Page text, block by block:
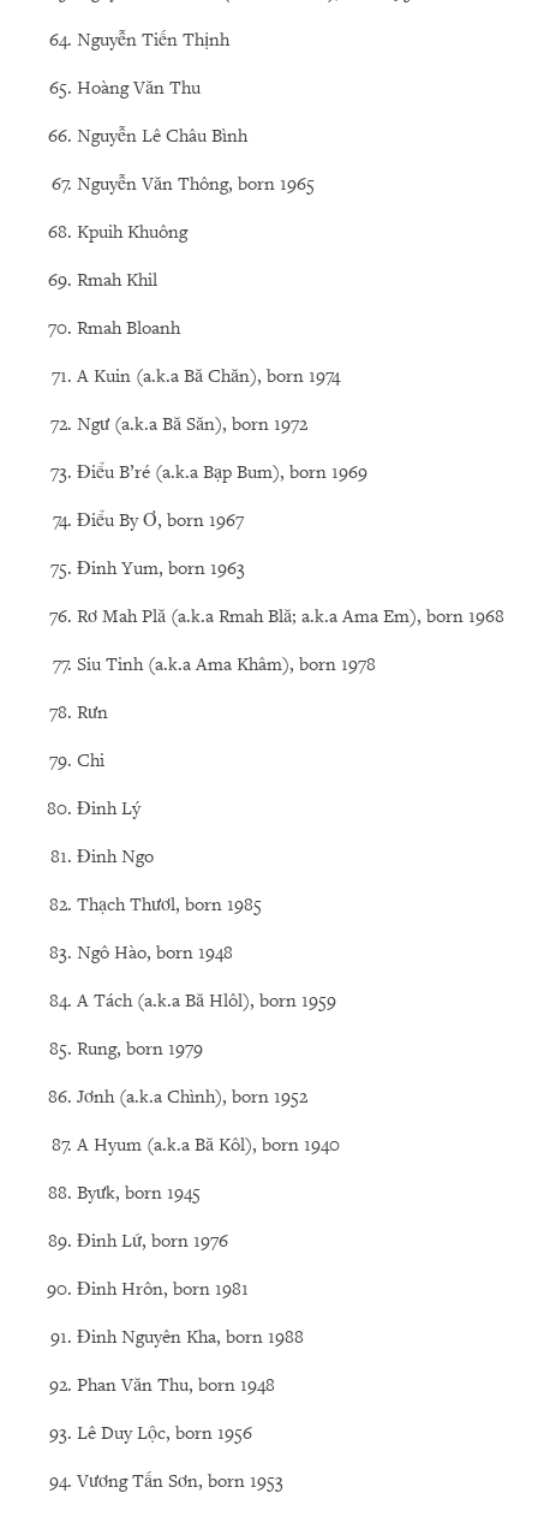
Nguyễn Tiến Thịnh
Hoàng Văn Thu
Nguyễn Lê Châu Bình
Nguyễn Văn Thông, born 1965
Kpuih Khuông
Rmah Khil
Rmah Bloanh
A Kuin (a.k.a Bă Chăn), born 1974
Ngư (a.k.a Bă Săn), born 1972
Điểu B’ré (a.k.a Bạp Bum), born 1969
Điểu By Ơ, born 1967
Đinh Yum, born 1963
Rơ Mah Plă (a.k.a Rmah Blă; a.k.a Ama Em), born 1968
Siu Tinh (a.k.a Ama Khâm), born 1978
Rưn
Chi
Đinh Lý
Đinh Ngo
Thạch Thươl, born 1985
Ngô Hào, born 1948
A Tách (a.k.a Bă Hlôl), born 1959
Rung, born 1979
Jơnh (a.k.a Chình), born 1952
A Hyum (a.k.a Bă Kôl), born 1940
Byưk, born 1945
Đinh Lứ, born 1976
Đinh Hrôn, born 1981
Đinh Nguyên Kha, born 1988
Phan Văn Thu, born 1948
Lê Duy Lộc, born 1956
Vương Tấn Sơn, born 1953